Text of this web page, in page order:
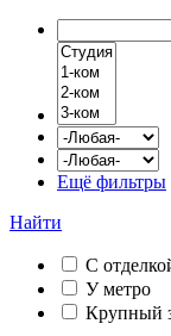
Ещё фильтры
Найти
С
У метро
Крупный